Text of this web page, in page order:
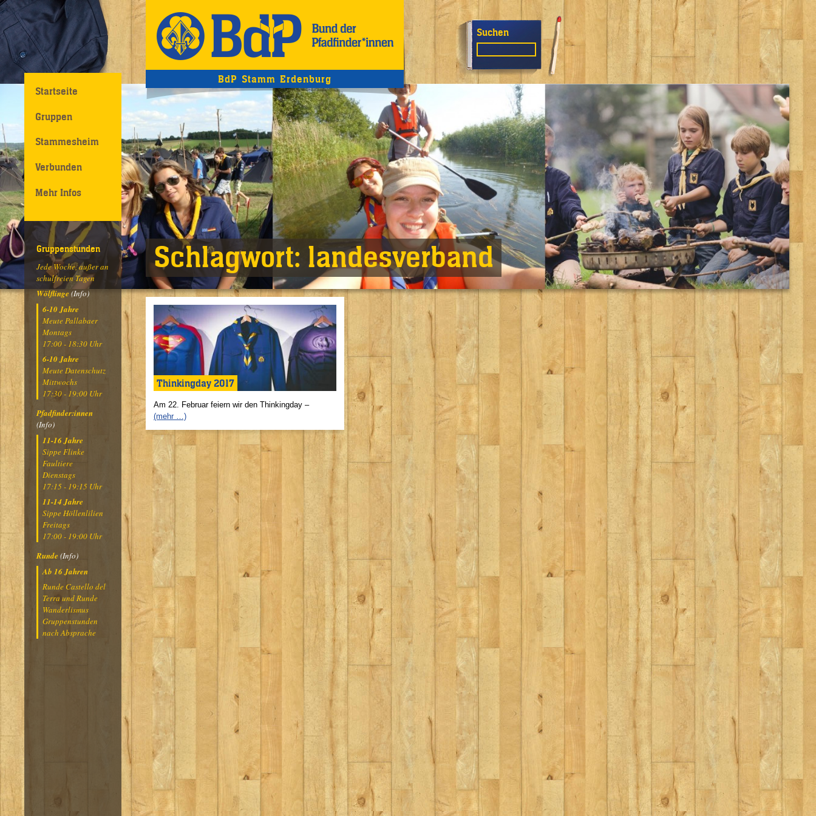
BdP Stamm Erdenburg
Suchen
Startseite
Gruppen
Stammesheim
Verbunden
Mehr Infos
Gruppenstunden
Jede Woche, außer an
schulfreien Tagen
Wölflinge(Info)
6-10 Jahre
Meute Pallabaer
Montags
17:00 - 18:30 Uhr
6-10 Jahre
Meute Datenschutz
Mittwochs
17:30 - 19:00 Uhr
Pfadfinder:innen
(Info)
11-16 Jahre
Sippe Flinke
Faultiere
Dienstags
17:15 - 19:15 Uhr
11-14 Jahre
Sippe Höllenlilien
Freitags
17:00 - 19:00 Uhr
Runde (Info)
Ab 16 Jahren
Runde Castello del
Terra und Runde
Wanderlismus
Gruppenstunden
nach Absprache
Schlagwort: landesverband
Thinkingday 2017
Am 22. Februar feiern wir den Thinkingday –
(mehr …)